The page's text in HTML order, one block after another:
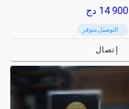
14 900 دج
التوصيل متوفر
إتصال